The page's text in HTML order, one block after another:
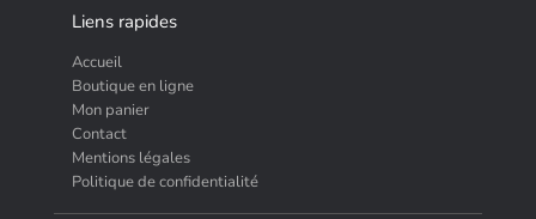
Liens rapides
Accueil
Boutique en ligne
Mon panier
Contact
Mentions légales
Politique de confidentialité